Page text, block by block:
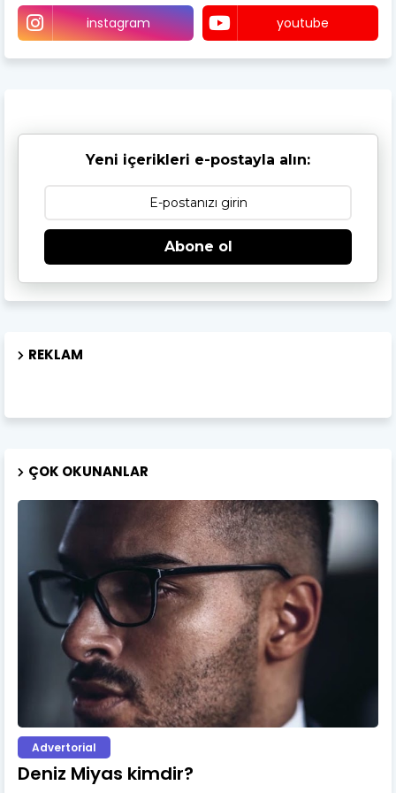
instagram youtube
Yeni içerikleri e-postayla alın:
Abone ol
REKLAM
ÇOK OKUNANLAR
Advertorial
Deniz Miyas kimdir?